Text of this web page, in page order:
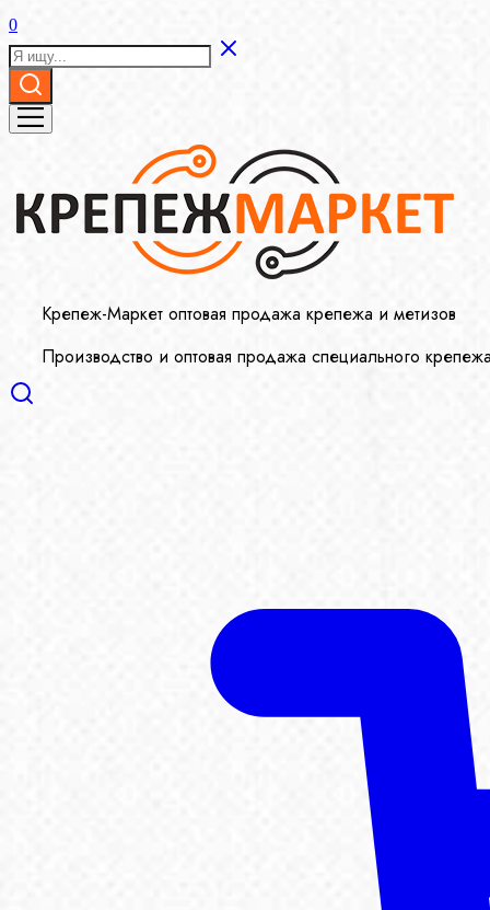
0
Крепеж-Маркет оптовая продажа крепежа и метизов
Производство и оптовая продажа специального